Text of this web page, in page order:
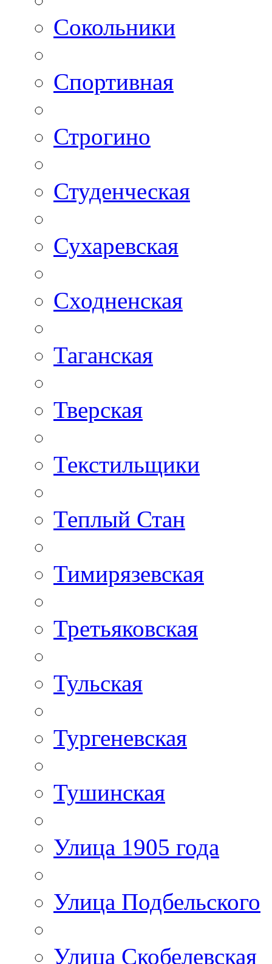
Сокольники
Спортивная
Строгино
Студенческая
Сухаревская
Сходненская
Таганская
Тверская
Текстильщики
Теплый Стан
Тимирязевская
Третьяковская
Тульская
Тургеневская
Тушинская
Улица 1905 года
Улица Подбельского
Улица Скобелевская